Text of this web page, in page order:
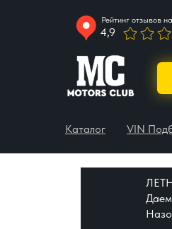
Рейтинг отзывов
4,9
Каталог VIN